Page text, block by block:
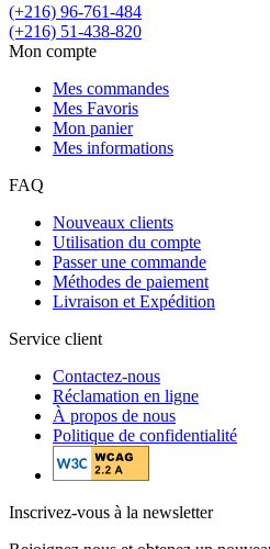
(+216) 96-761-484
(+216) 51-438-820
Mon compte
Mes commandes
Mes Favoris
Mon panier
Mes informations
FAQ
Nouveaux clients
Utilisation du compte
Passer une commande
Méthodes de paiement
Livraison et Expédition
Service client
Contactez-nous
Réclamation en ligne
À propos de nous
Politique de confidentialité
Inscrivez-vous à la newsletter